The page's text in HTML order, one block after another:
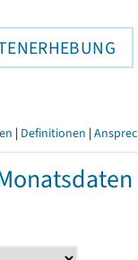
| Definitionen |